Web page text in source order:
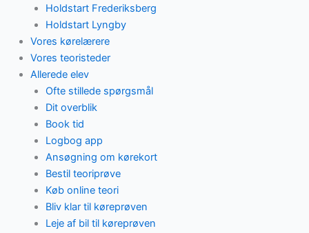
Holdstart Frederiksberg
Holdstart Lyngby
Vores kørelærere
Vores teoristeder
Allerede elev
Ofte stillede spørgsmål
Dit overblik
Book tid
Logbog app
Ansøgning om kørekort
Bestil teoriprøve
Køb online teori
Bliv klar til køreprøven
Leje af bil til køreprøven